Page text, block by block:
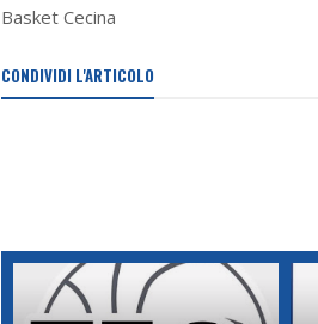
Basket Cecina
CONDIVIDI L'ARTICOLO